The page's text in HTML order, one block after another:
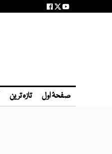
صفحۂ اول تازہ ترین